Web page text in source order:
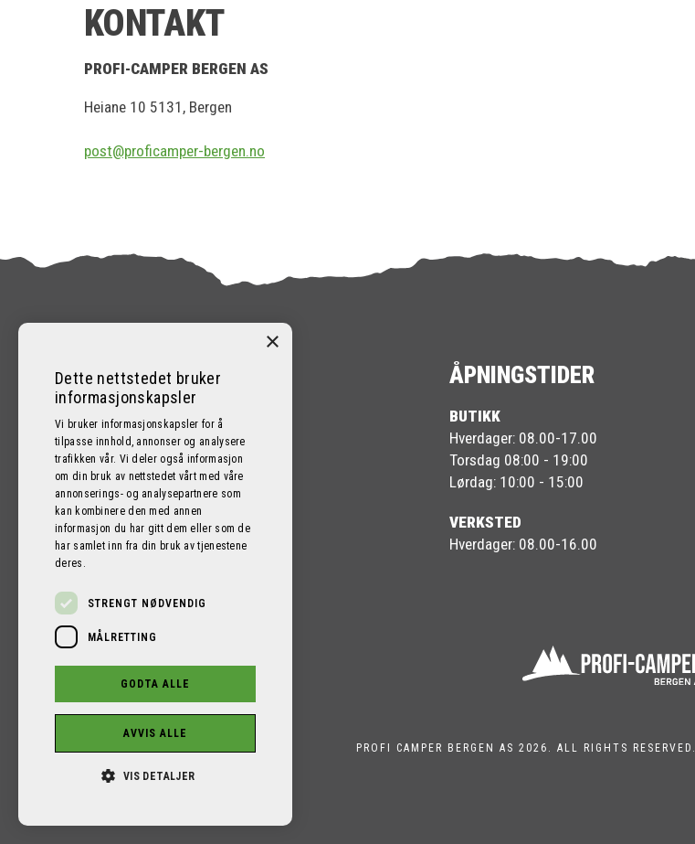
KONTAKT
PROFI-CAMPER BERGEN AS
Heiane 10 5131, Bergen
post@proficamper-bergen.no
KONTAKT
post@proficamper-bergen.no
Nordre Brurås 10, 5131 NYBORG
ÅPNINGSTIDER
BUTIKK
Hverdager: 08.00-17.00
Torsdag 08:00 - 19:00
Lørdag: 10:00 - 15:00
VERKSTED
Hverdager: 08.00-16.00
PROFI CAMPER BERGEN AS 2026. ALL RIGHTS RESERVED.
×
Dette nettstedet bruker
informasjonskapsler
Vi bruker informasjonskapsler for å
tilpasse innhold, annonser og analysere
trafikken vår. Vi deler også informasjon
om din bruk av nettstedet vårt med våre
annonserings- og analysepartnere som
kan kombinere den med annen
informasjon du har gitt dem eller som de
har samlet inn fra din bruk av tjenestene
deres.
STRENGT NØDVENDIG
MÅLRETTING
GODTA ALLE
AVVIS ALLE
VIS DETALJER